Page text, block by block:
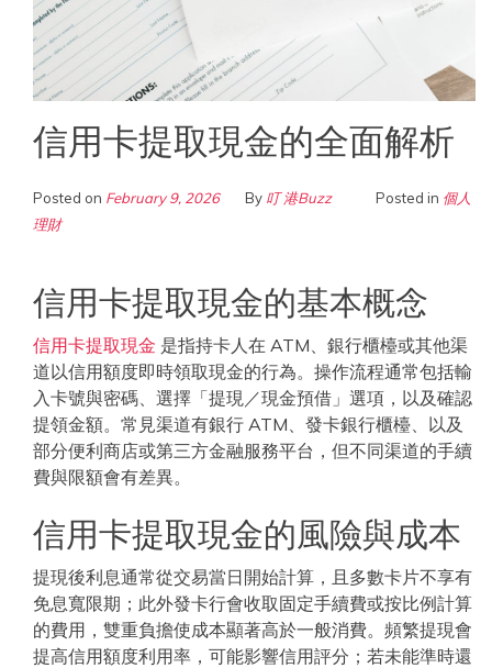
信用卡提取現金的全面解析
Posted on February 9, 2026 By 叮 港Buzz Posted in 個人
理財
信用卡提取現金的基本概念
信用卡提取現金 是指持卡人在 ATM、銀行櫃檯或其他渠
道以信用額度即時領取現金的行為。操作流程通常包括輸
入卡號與密碼、選擇「提現／現金預借」選項，以及確認
提領金額。常見渠道有銀行 ATM、發卡銀行櫃檯、以及
部分便利商店或第三方金融服務平台，但不同渠道的手續
費與限額會有差異。
信用卡提取現金的風險與成本
提現後利息通常從交易當日開始計算，且多數卡片不享有
免息寬限期；此外發卡行會收取固定手續費或按比例計算
的費用，雙重負擔使成本顯著高於一般消費。頻繁提現會
提高信用額度利用率，可能影響信用評分；若未能準時還